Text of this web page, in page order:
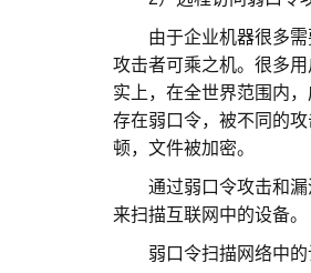
由于企业机器很多需
攻击者可乘之机。很多
实上，在全世界范围内
存在弱口令，被不同的
顿，文件被加密。
通过弱口令攻击和漏
来扫描互联网中的设备。
弱口令扫描网络中的